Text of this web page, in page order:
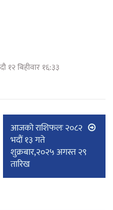
१२ बिहीवार १६:३३
आजको राशिफलः २०८२
भदाैं १३ गते
शुक्रबार,२०२५ अगस्त २९
तारिख